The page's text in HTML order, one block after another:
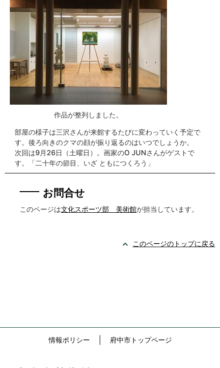
作品が整列しました。
部屋の様子は三沢さんが来館するたびに変わっていく予定で
す。後ろ向きのクマの顔が振り返るのはいつでしょうか。
次回は9月26日（土曜日）。画家のO JUNさんがゲストで
す。「二十年の節目、いざ ともにつくろう」
お問合せ
このページは文化スポーツ部 美術館が担当しています。
このページのトップに戻る
情報ポリシー 府中市トップページ